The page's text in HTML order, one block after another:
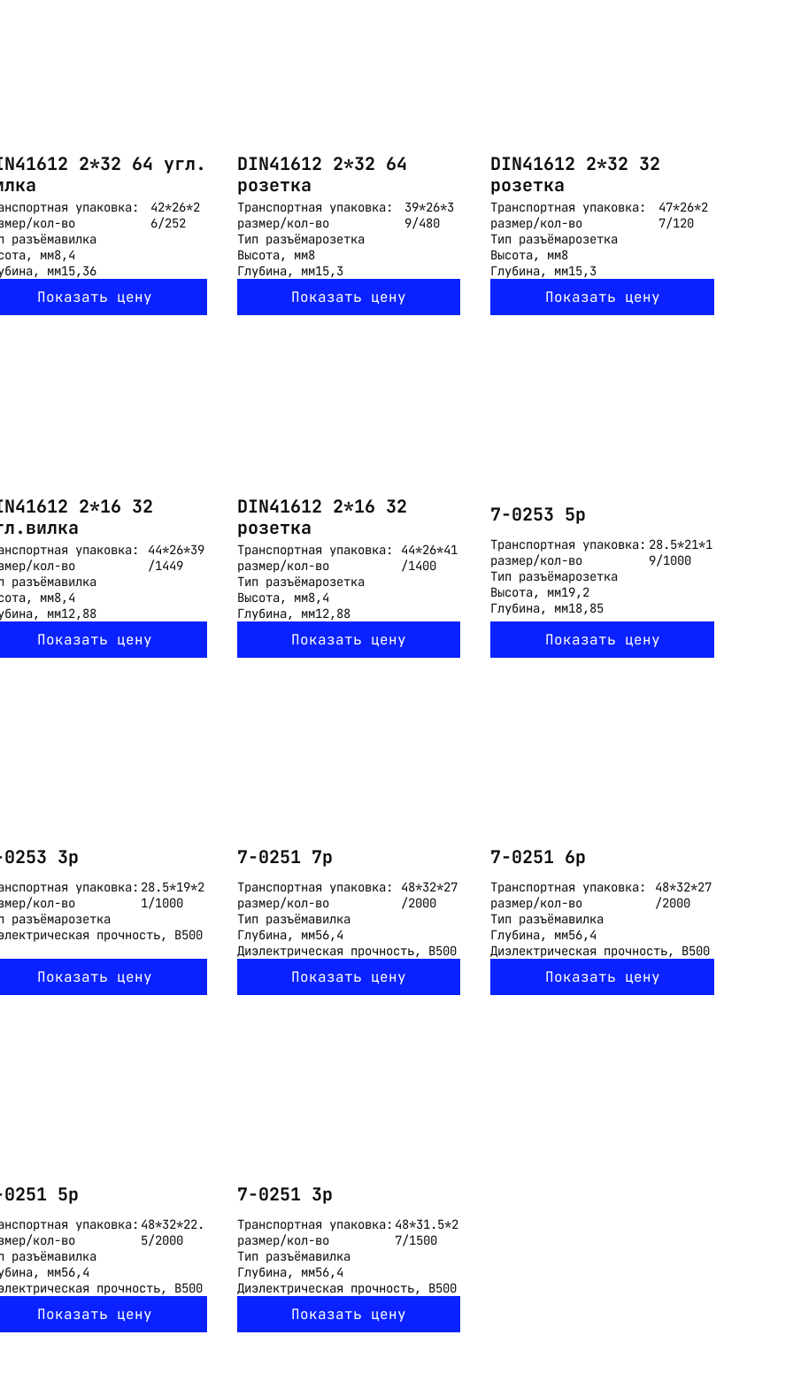
2*32 64 угл.
упаковка:
кол-во
42*26*2
6/252
разъёмавилка
мм8,4
мм15,36
Показать цену
DIN41612 2*32 64
розетка
Транспортная упаковка:
размер/кол-во
39*26*3
9/480
Тип разъёмарозетка
Высота, мм8
Глубина, мм15,3
Показать цену
DIN41612 2*32 32
розетка
Транспортная упаковка:
размер/кол-во
47*26*2
7/120
Тип разъёмарозетка
Высота, мм8
Глубина, мм15,3
Показать цену
2*16 32
упаковка:
кол-во
44*26*39
/1449
разъёмавилка
мм8,4
мм12,88
Показать цену
DIN41612 2*16 32
розетка
Транспортная упаковка:
размер/кол-во
44*26*41
/1400
Тип разъёмарозетка
Высота, мм8,4
Глубина, мм12,88
Показать цену
7-0253 5p
Транспортная упаковка:
размер/кол-во
28.5*21*1
9/1000
Тип разъёмарозетка
Высота, мм19,2
Глубина, мм18,85
Показать цену
3p
упаковка:
кол-во
28.5*19*2
1/1000
разъёмарозетка
прочность, В500
Показать цену
7-0251 7p
Транспортная упаковка:
размер/кол-во
48*32*27
/2000
Тип разъёмавилка
Глубина, мм56,4
Диэлектрическая прочность, В500
Показать цену
7-0251 6p
Транспортная упаковка:
размер/кол-во
48*32*27
/2000
Тип разъёмавилка
Глубина, мм56,4
Диэлектрическая прочность, В500
Показать цену
5p
упаковка:
кол-во
48*32*22.
5/2000
разъёмавилка
мм56,4
прочность, В500
Показать цену
7-0251 3p
Транспортная упаковка:
размер/кол-во
48*31.5*2
7/1500
Тип разъёмавилка
Глубина, мм56,4
Диэлектрическая прочность, В500
Показать цену